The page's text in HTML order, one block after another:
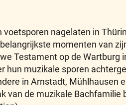
nagelaten in
momenten van
Testament op de Wartburg
hun muzikale sporen
in Arnstadt, Mühlhausen
van de muzikale Bachfamilie